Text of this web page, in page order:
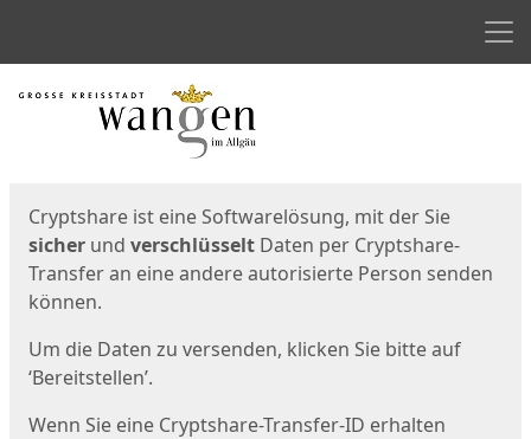
Start
Cryptshare ist eine Softwarelösung, mit der Sie
sicher und verschlüsselt Daten per Cryptshare-
Transfer an eine andere autorisierte Person senden
können.
Um die Daten zu versenden, klicken Sie bitte auf
‘Bereitstellen’.
Wenn Sie eine Cryptshare-Transfer-ID erhalten